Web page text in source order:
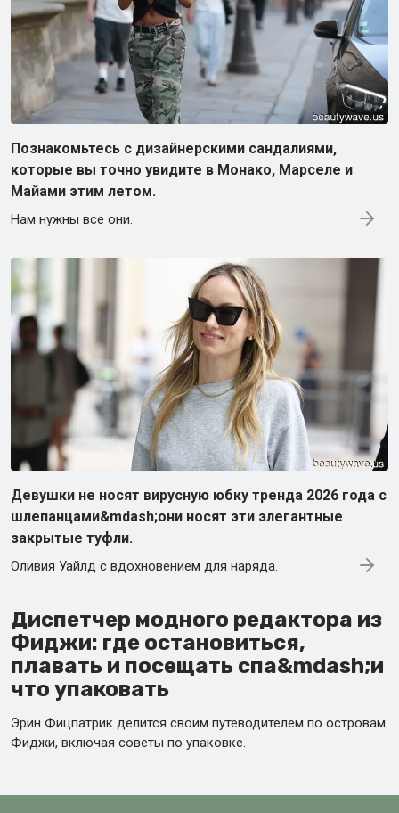
Познакомьтесь с дизайнерскими сандалиями,
которые вы точно увидите в Монако, Марселе и
Майами этим летом.
Нам нужны все они.
Девушки не носят вирусную юбку тренда 2026 года с
шлепанцами&mdash;они носят эти элегантные
закрытые туфли.
Оливия Уайлд с вдохновением для наряда.
Диспетчер модного редактора из
Фиджи: где остановиться,
плавать и посещать спа&mdash;и
что упаковать
Эрин Фицпатрик делится своим путеводителем по островам
Фиджи, включая советы по упаковке.